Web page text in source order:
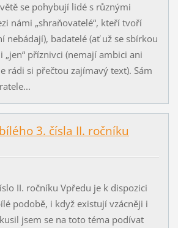
se pohybují lidé s různými
námi „shraňovatelé“, kteří tvoří
nebádají), badatelé (ať už se sbírkou
„jen“ příznivci (nemají ambici ani
rádi si přečtou zajímavý text). Sám
3. čísla II. ročníku
II. ročníku Vpředu je k dispozici
podobě, i když existují vzácněji i
jsem se na toto téma podívat